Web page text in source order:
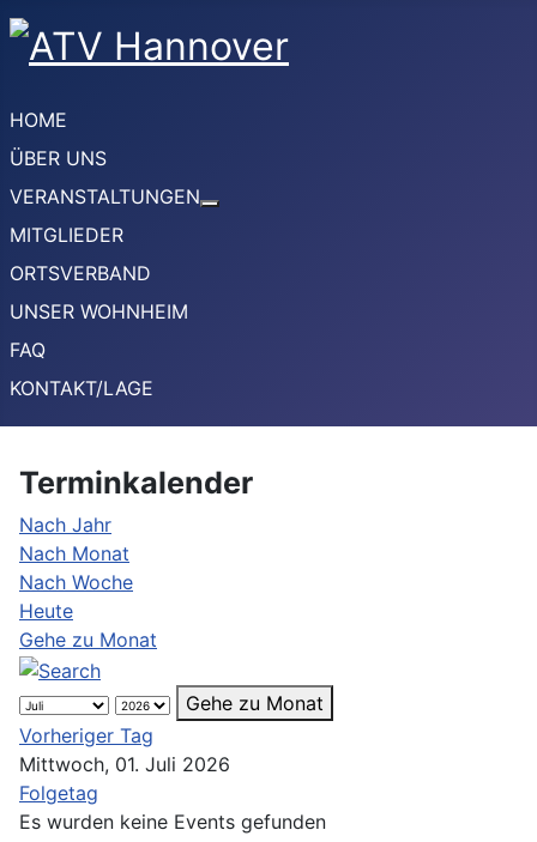
HOME
ÜBER UNS
VERANSTALTUNGEN
MITGLIEDER
ORTSVERBAND
UNSER WOHNHEIM
FAQ
KONTAKT/LAGE
Terminkalender
Nach Jahr
Nach Monat
Nach Woche
Heute
Gehe zu Monat
Gehe zu Monat
Vorheriger Tag
Mittwoch, 01. Juli 2026
Folgetag
Es wurden keine Events gefunden